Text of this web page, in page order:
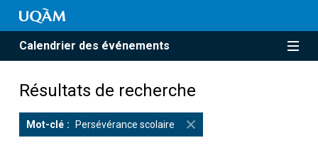
Calendrier des événements
Résultats de recherche
Mot-clé Persévérance scolaire